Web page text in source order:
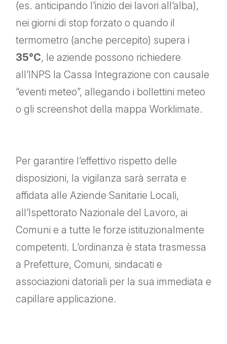
(es. anticipando l’inizio dei lavori all’alba),
nei giorni di stop forzato o quando il
termometro (anche percepito) supera i
35°C, le aziende possono richiedere
all’INPS la Cassa Integrazione con causale
“eventi meteo”, allegando i bollettini meteo
o gli screenshot della mappa Worklimate.
Per garantire l’effettivo rispetto delle
disposizioni, la vigilanza sarà serrata e
affidata alle Aziende Sanitarie Locali,
all’Ispettorato Nazionale del Lavoro, ai
Comuni e a tutte le forze istituzionalmente
competenti. L’ordinanza è stata trasmessa
a Prefetture, Comuni, sindacati e
associazioni datoriali per la sua immediata e
capillare applicazione.